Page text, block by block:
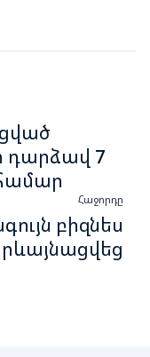
դարձավ 7
Հաջորդը
բիզնես